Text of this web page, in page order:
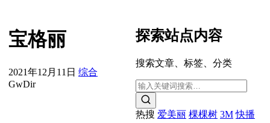
宝格丽
2021年12月11日 综合
GwDir
探索站点内容
搜索文章、标签、分类
热搜 爱美丽 棵棵树 3M 快播